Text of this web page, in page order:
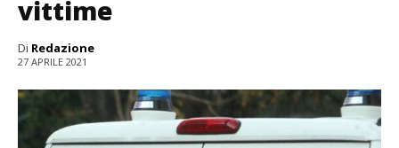
vittime
Di Redazione
27 APRILE 2021